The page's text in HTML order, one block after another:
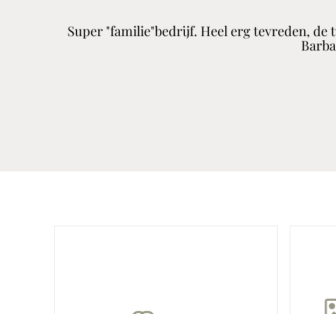
Super "familie"bedrijf. Heel erg tevreden,